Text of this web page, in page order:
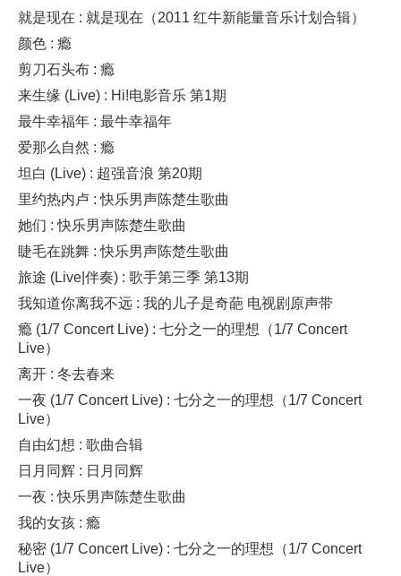
就是现在 : 就是现在（2011 红牛新能量音乐计划合辑）
颜色 : 瘾
剪刀石头布 : 瘾
来生缘 (Live) : Hi!电影音乐 第1期
最牛幸福年 : 最牛幸福年
爱那么自然 : 瘾
坦白 (Live) : 超强音浪 第20期
里约热内卢 : 快乐男声陈楚生歌曲
她们 : 快乐男声陈楚生歌曲
睫毛在跳舞 : 快乐男声陈楚生歌曲
旅途 (Live|伴奏) : 歌手第三季 第13期
我知道你离我不远 : 我的儿子是奇葩 电视剧原声带
瘾 (1/7 Concert Live) : 七分之一的理想（1/7 Concert
Live）
离开 : 冬去春来
一夜 (1/7 Concert Live) : 七分之一的理想（1/7 Concert
Live）
自由幻想 : 歌曲合辑
日月同辉 : 日月同辉
一夜 : 快乐男声陈楚生歌曲
我的女孩 : 瘾
秘密 (1/7 Concert Live) : 七分之一的理想（1/7 Concert
Live）